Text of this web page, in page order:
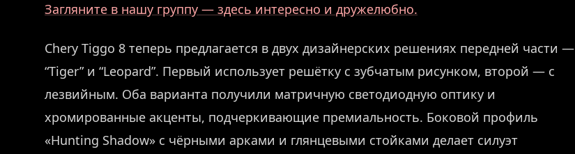
Загляните в нашу группу — здесь интересно и дружелюбно.
Chery Tiggo 8 теперь предлагается в двух дизайнерских решениях передней части —
“Tiger” и “Leopard”. Первый использует решётку с зубчатым рисунком, второй — с
лезвийным. Оба варианта получили матричную светодиодную оптику и
хромированные акценты, подчеркивающие премиальность. Боковой профиль
«Hunting Shadow» с чёрными арками и глянцевыми стойками делает силуэт